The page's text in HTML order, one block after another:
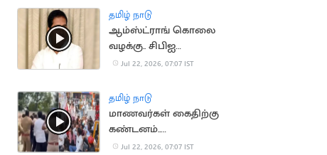
தமிழ் நாடு
ஆம்ஸ்ட்ராங் கொலை
வழக்கு.. சிபிஐ
விசாரணைக்கு
அனுமதி
Jul 22, 2026, 07:07 IST
தமிழ் நாடு
மாணவர்கள் கைதிற்கு
கண்டனம்..
திருவொற்றியூர் காவல்
Jul 22, 2026, 07:07 IST